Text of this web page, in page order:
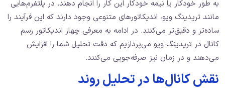
به ‌طور خودکار یا نیمه‌ خودکار این کار را انجام دهند. در پلتفرم‌هایی
مانند تریدینگ ‌ویو، اندیکاتورهای متنوعی وجود دارند که این فرآیند را
ساده‌تر و دقیق‌تر می‌کنند. در ادامه به معرفی چهار اندیکاتور رسم
کانال در تریدینگ ویو می‌پردازیم که دقت تحلیل شما را افزایش
می‌دهند و در زمان نیز صرفه‌جویی می‌کنند.
نقش کانال‌ها در تحلیل روند